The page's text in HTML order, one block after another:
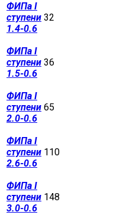
ФИПа I
ступени
1.4-0.6
32
ФИПа I
ступени
1.5-0.6
36
ФИПа I
ступени
2.0-0.6
65
ФИПа I
ступени
2.6-0.6
110
ФИПа I
ступени
3.0-0.6
148